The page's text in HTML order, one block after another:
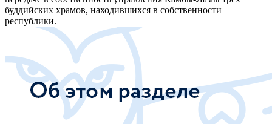
буддийских храмов, находившихся в собственности
республики.